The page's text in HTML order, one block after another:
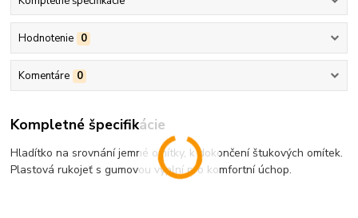
Hodnotenie 0
Komentáre 0
Kompletné špecifikácie
Hladítko na srovnání jemné omítky, k dokončení štukových omítek.
Plastová rukojeť s gumovou výplní pro komfortní úchop.